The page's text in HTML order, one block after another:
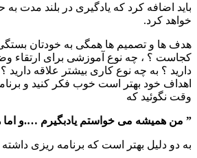
باید اضافه کرد که یادگیری در بلند مدت
خواهد کرد.
هدف ها و تصمیم ها همگی به خودتان بستگی
کجاست ؟ ، چه نوع آموزشی برای ارتقاء
دارید ؟ به چه نوع کاری بیشتر علاقه دارید
اهداف خود بهتر است خوب فکر کنید و
وقت نگوئید که
” من همیشه می خواستم یادبگیرم ….و اما
به دو دلیل بهتر است که برنامه ریزی داشته